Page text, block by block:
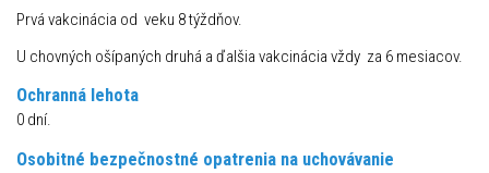
Prvá vakcinácia od veku 8 týždňov.
U chovných ošípaných druhá a ďalšia vakcinácia vždy za 6 mesiacov.
Ochranná lehota
0 dní.
Osobitné bezpečnostné opatrenia na uchovávanie